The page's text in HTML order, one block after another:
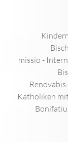
missio -
Katholiken